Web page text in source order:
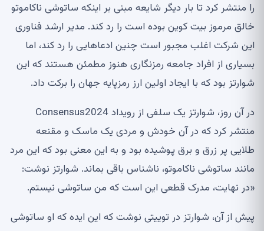
را منتشر کرد تا بار دیگر شایعه مبنی بر اینکه ساتوشی ناکاموتو
خالق مرموز بیت کوین بوده است را رد کند. مدیر ارشد فناوری
این شرکت اغلب مجبور است چنین ادعاهایی را رد کند، اما
بسیاری از افراد جامعه رمزنگاری هنوز مطمئن هستند که این
شوارتز بود که با ایجاد اولین ارز رمزپایه جهان را برکت داد.
در آن روز، شوارتز یک سلفی از رویداد Consensus2024
منتشر کرد که در آن خودش و مردی یک ماسک و مقنعه
طلایی پر زرق و برق پوشیده بود و به این معنی بود که این مرد
مانند ساتوشی ناکاموتو، ناشناس باقی بماند. شوارتز نوشت:
«در نهایت، مدرک قطعی این است که من ساتوشی نیستم.
پیش از آن، شوارتز در توییتی نوشت که این ایده که او ساتوشی